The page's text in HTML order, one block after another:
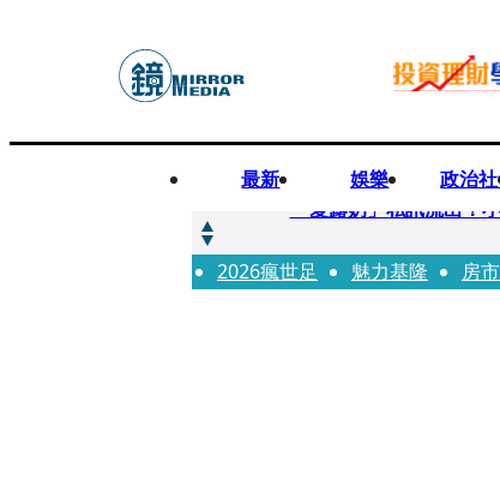
最新 娛樂 政治
快訊
「愛露奶」私訊流出
快訊
台玻夫人稱長子抑鬱輕
2026瘋世足 魅力基隆 房